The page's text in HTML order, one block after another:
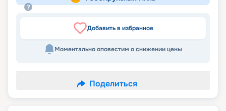
Добавить в избранное
Моментально оповестим о снижении цены
Поделиться